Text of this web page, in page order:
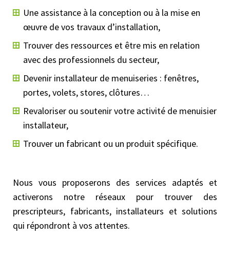
Une assistance à la conception ou à la mise en
œuvre de vos travaux d’installation,
Trouver des ressources et être mis en relation
avec des professionnels du secteur,
Devenir installateur de menuiseries : fenêtres,
portes, volets, stores, clôtures…
Revaloriser ou soutenir votre activité de menuisier
installateur,
Trouver un fabricant ou un produit spécifique.
Nous vous proposerons des services adaptés et
activerons notre réseaux pour trouver des
prescripteurs, fabricants, installateurs et solutions
qui répondront à vos attentes.